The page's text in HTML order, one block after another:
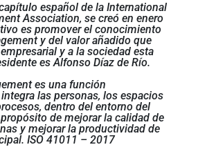
español de la International
Association, se creó en enero
es promover el conocimiento
y del valor añadido que
y a la sociedad esta
es Alfonso Díaz de Río.
es una función
las personas, los espacios
dentro del entorno del
de mejorar la calidad de
y mejorar la productividad de
ISO 41011 – 2017